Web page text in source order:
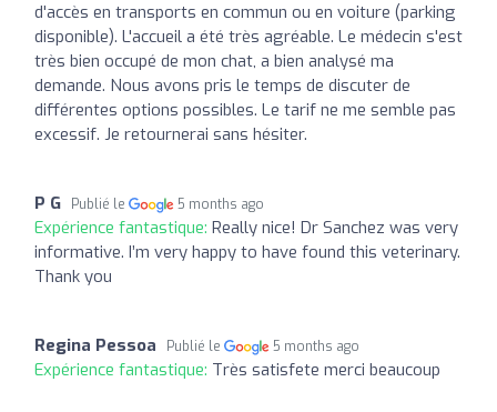
d'accès en transports en commun ou en voiture (parking
disponible). L'accueil a été très agréable. Le médecin s'est
très bien occupé de mon chat, a bien analysé ma
demande. Nous avons pris le temps de discuter de
différentes options possibles. Le tarif ne me semble pas
excessif. Je retournerai sans hésiter.
P G Publié le 5 months ago
Expérience fantastique: Really nice! Dr Sanchez was very
informative. I’m very happy to have found this veterinary.
Thank you
Regina Pessoa Publié le 5 months ago
Expérience fantastique: Très satisfete merci beaucoup